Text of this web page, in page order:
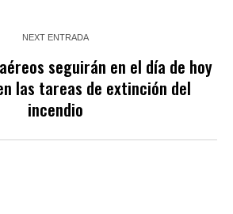
NEXT ENTRADA
seguirán en el día de hoy
las tareas de extinción del
incendio